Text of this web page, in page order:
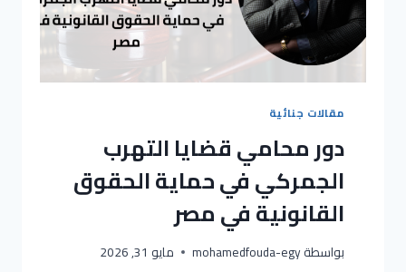
مقالات جنائية
دور محامي قضايا التهرب
الجمركي في حماية الحقوق
القانونية في مصر
بواسطةmohamedfouda-egy مايو 31, 2026